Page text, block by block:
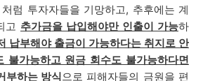
럼 투자자들을 기망하고, 추후에는 계
고 추가금을 납입해야만 인출이 가능하
납부해야 출금이 가능하다는 취지로 안
불가능하고 원금 회수도 불가능하다면
부하는 방식으로 피해자들의 금원을 편